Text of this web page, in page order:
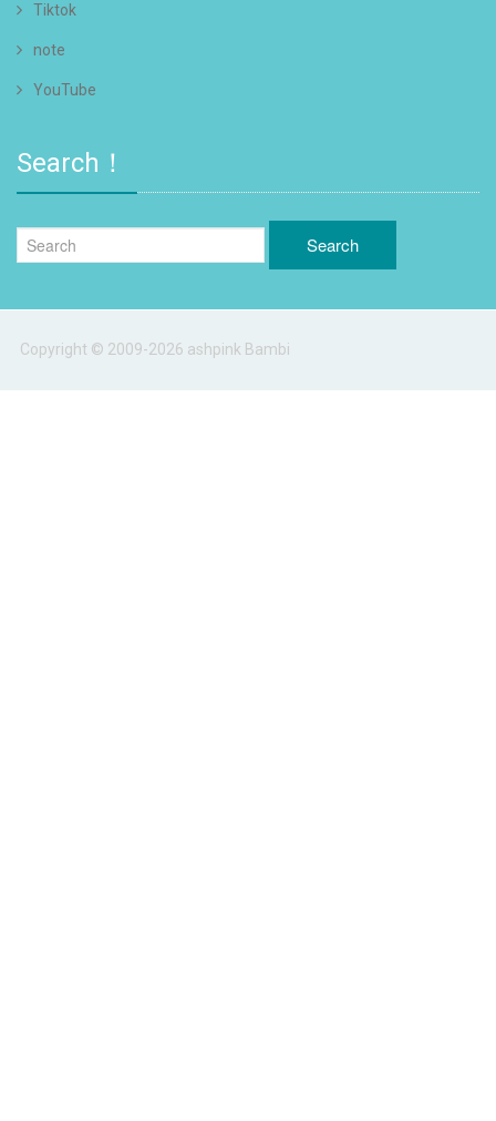
Tiktok
note
YouTube
Search！
Copyright © 2009-2026 ashpink Bambi